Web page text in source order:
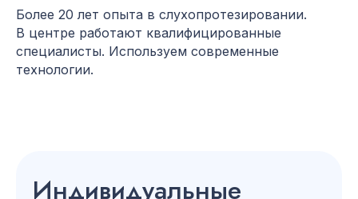
Более 20 лет опыта в слухопротезировании.
В центре работают квалифицированные
специалисты. Используем современные
технологии.
Индивидуальные